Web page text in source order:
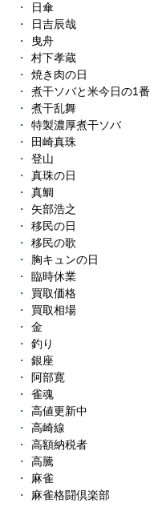
日傘
日吉辰哉
曳舟
村下孝蔵
焼き肉の日
煮干ソバと米今日の1番
煮干乱舞
特製濃厚煮干ソバ
田崎真珠
登山
真珠の日
真鯛
矢部浩之
移民の日
移民の歌
胸キュンの日
臨時休業
買取価格
買取相場
金
釣り
銀座
阿部寛
雀魂
高値更新中
高崎線
高額納税者
高騰
麻雀
麻雀格闘倶楽部